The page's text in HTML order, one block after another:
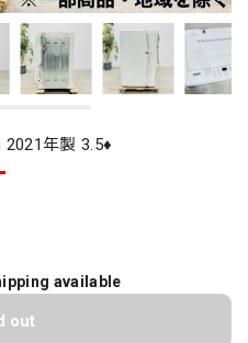
2021年製 3.5♦️
available
out